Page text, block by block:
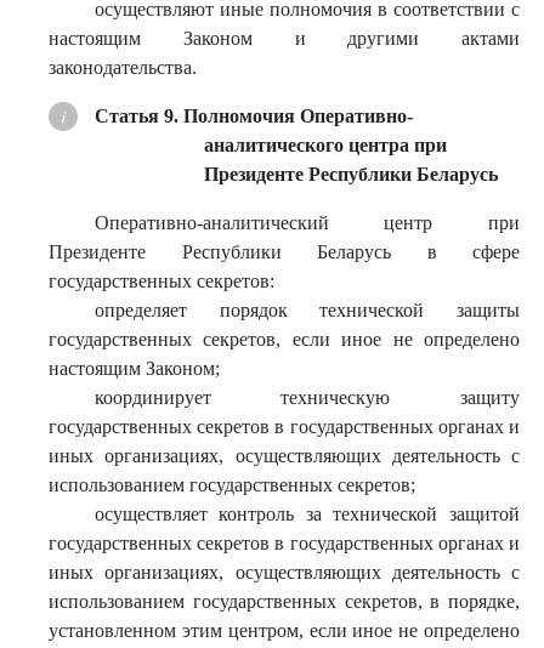
осуществляют иные полномочия в соответствии с
настоящим Законом и другими актами
законодательства.
Статья 9. Полномочия Оперативно-
аналитического центра при
Президенте Республики Беларусь
Оперативно-аналитический центр при
Президенте Республики Беларусь в сфере
государственных секретов:
определяет порядок технической защиты
государственных секретов, если иное не определено
настоящим Законом;
координирует техническую защиту
государственных секретов в государственных органах и
иных организациях, осуществляющих деятельность с
использованием государственных секретов;
осуществляет контроль за технической защитой
государственных секретов в государственных органах и
иных организациях, осуществляющих деятельность с
использованием государственных секретов, в порядке,
установленном этим центром, если иное не определено